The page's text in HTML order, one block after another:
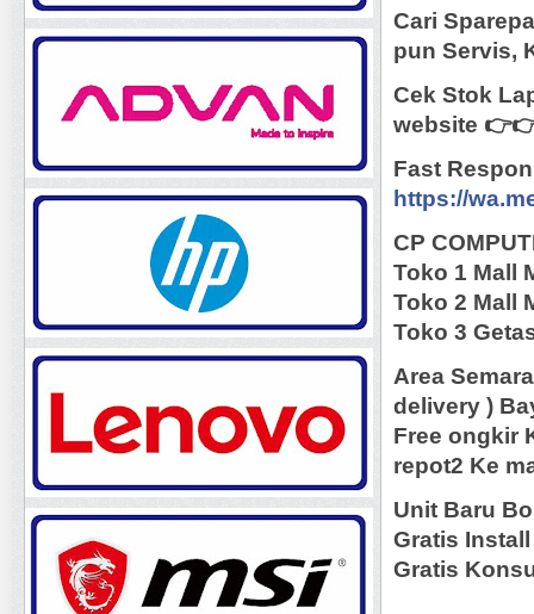
Cari
pun Servis,
Cek Stok
website
Fast Respon
https://
CP
Toko 1 Mall
Toko 2 Mall
Toko 3
Area
delivery )
Free ongkir
repot2 Ke
Unit Baru
Gratis
Gratis